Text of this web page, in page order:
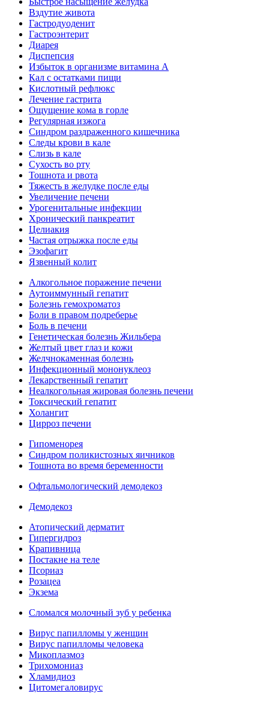
Вздутие живота
Гастродуоденит
Гастроэнтерит
Диарея
Диспепсия
Избыток в организме витамина А
Кал с остатками пищи
Кислотный рефлюкс
Лечение гастрита
Ощущение кома в горле
Регулярная изжога
Синдром раздраженного кишечника
Следы крови в кале
Слизь в кале
Сухость во рту
Тошнота и рвота
Тяжесть в желудке после еды
Увеличение печени
Урогенитальные инфекции
Хронический панкреатит
Целиакия
Частая отрыжка после еды
Эзофагит
Язвенный колит
Алкогольное поражение печени
Аутоиммунный гепатит
Болезнь гемохроматоз
Боли в правом подреберье
Боль в печени
Генетическая болезнь Жильбера
Желтый цвет глаз и кожи
Желчнокаменная болезнь
Инфекционный мононуклеоз
Лекарственный гепатит
Неалкогольная жировая болезнь печени
Токсический гепатит
Холангит
Цирроз печени
Гипоменорея
Синдром поликистозных яичников
Тошнота во время беременности
Офтальмологический демодекоз
Демодекоз
Атопический дерматит
Гипергидроз
Крапивница
Постакне на теле
Псориаз
Розацеа
Экзема
Сломался молочный зуб у ребенка
Вирус папилломы у женщин
Вирус папилломы человека
Микоплазмоз
Трихомониаз
Хламидиоз
Цитомегаловирус